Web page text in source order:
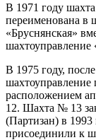
В 1971 году
переименована в
«Бруснянская»
шахтоуправление
В 1975 году,
шахтоуправление
расположением
12. Шахта № 13
(Партизан) в 1993
присоединили к